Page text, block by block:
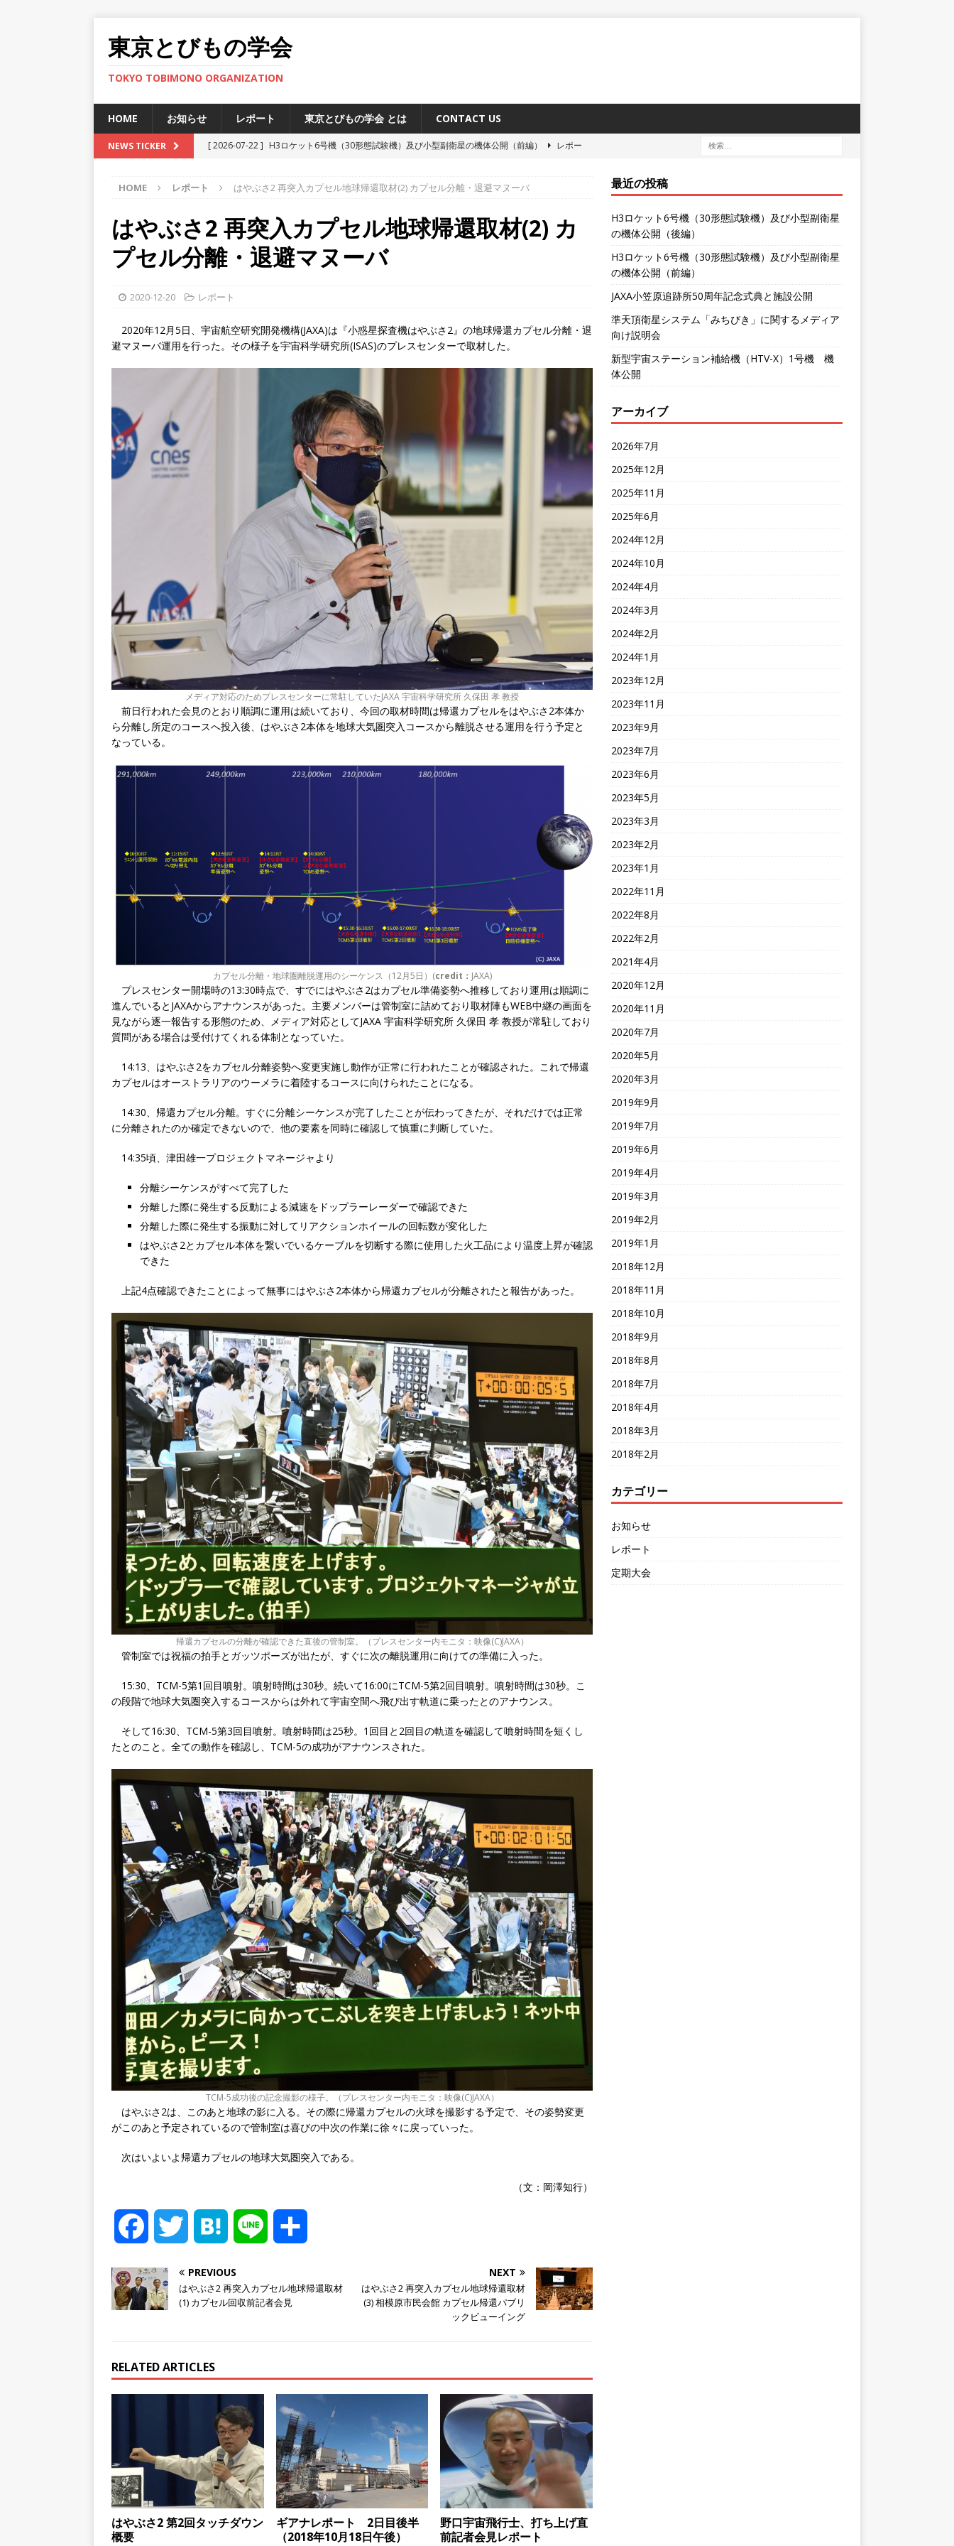
東京とびもの学会
TOKYO TOBIMONO ORGANIZATION
HOME お知らせ レポート 東京とびもの学会 とは CONTACT US
NEWS TICKER [ 2026-07-22 ] H3ロケット6号機（30形態試験機）及び小型副衛星の機体公開（前編）
レポー
[ 2025-12-12 ] JAXA小笠原追跡所50周年記念式典と施設公開
レポート
[ 2025-11-29 ]
準天頂衛星システム「みちびき」に関するメディア向け説明会
レポート
[ 2025-06-27 ] 新型宇宙ステーション補給機（HTV-X）1号機 機体公開
レポート
[ 2026-07-30 ] H3ロケット6号機（30形態試験機）及び小型副衛星の機体公開（後編）
HOME レポート はやぶさ2 再突入カプセル地球帰還取材(2) カプセル分離・退避マヌーバ
はやぶさ2 再突入カプセル地球帰還取材(2) カ
プセル分離・退避マヌーバ
2020-12-20 レポート
2020年12月5日、宇宙航空研究開発機構(JAXA)は『小惑星探査機はやぶさ2』の地球帰還カプセル分離・退
避マヌーバ運用を行った。その様子を宇宙科学研究所(ISAS)のプレスセンターで取材した。
メディア対応のためプレスセンターに常駐していたJAXA 宇宙科学研究所 久保田 孝 教授
前日行われた会見のとおり順調に運用は続いており、今回の取材時間は帰還カプセルをはやぶさ2本体か
ら分離し所定のコースへ投入後、はやぶさ2本体を地球大気圏突入コースから離脱させる運用を行う予定と
なっている。
カプセル分離・地球圏離脱運用のシーケンス（12月5日）(credit： JAXA)
プレスセンター開場時の13:30時点で、すでにはやぶさ2はカプセル準備姿勢へ推移しており運用は順調に
進んでいるとJAXAからアナウンスがあった。主要メンバーは管制室に詰めており取材陣もWEB中継の画面を
見ながら逐一報告する形態のため、メディア対応としてJAXA 宇宙科学研究所 久保田 孝 教授が常駐しており
質問がある場合は受付けてくれる体制となっていた。
14:13、はやぶさ2をカプセル分離姿勢へ変更実施し動作が正常に行われたことが確認された。これで帰還
カプセルはオーストラリアのウーメラに着陸するコースに向けられたことになる。
14:30、帰還カプセル分離。すぐに分離シーケンスが完了したことが伝わってきたが、それだけでは正常
に分離されたのか確定できないので、他の要素を同時に確認して慎重に判断していた。
14:35頃、津田雄一プロジェクトマネージャより
分離シーケンスがすべて完了した
分離した際に発生する反動による減速をドップラーレーダーで確認できた
分離した際に発生する振動に対してリアクションホイールの回転数が変化した
はやぶさ2とカプセル本体を繋いでいるケーブルを切断する際に使用した火工品により温度上昇が確認
できた
上記4点確認できたことによって無事にはやぶさ2本体から帰還カプセルが分離されたと報告があった。
帰還カプセルの分離が確認できた直後の管制室。（プレスセンター内モニタ：映像(C)JAXA）
管制室では祝福の拍手とガッツポーズが出たが、すぐに次の離脱運用に向けての準備に入った。
15:30、TCM-5第1回目噴射。噴射時間は30秒。続いて16:00にTCM-5第2回目噴射。噴射時間は30秒。こ
の段階で地球大気圏突入するコースからは外れて宇宙空間へ飛び出す軌道に乗ったとのアナウンス。
そして16:30、TCM-5第3回目噴射。噴射時間は25秒。1回目と2回目の軌道を確認して噴射時間を短くし
たとのこと。全ての動作を確認し、TCM-5の成功がアナウンスされた。
TCM-5成功後の記念撮影の様子。（プレスセンター内モニタ：映像(C)JAXA）
はやぶさ2は、このあと地球の影に入る。その際に帰還カプセルの火球を撮影する予定で、その姿勢変更
がこのあと予定されているので管制室は喜びの中次の作業に徐々に戻っていった。
次はいよいよ帰還カプセルの地球大気圏突入である。
（文：岡澤知行）
c
b
o
k
i
t
e
t
a
n
PREVIOUS
はやぶさ2 再突入カプセル地球帰還取材
(1) カプセル回収前記者会見
NEXT
はやぶさ2 再突入カプセル地球帰還取材
(3) 相模原市民会館 カプセル帰還パブリ
ックビューイング
RELATED ARTICLES
はやぶさ2 第2回タッチダウン
概要
ギアナレポート 2日目後半
（2018年10月18日午後）
野口宇宙飛行士、打ち上げ直
前記者会見レポート
最近の投稿
H3ロケット6号機（30形態試験機）及び小型副衛星
の機体公開（後編）
H3ロケット6号機（30形態試験機）及び小型副衛星
の機体公開（前編）
JAXA小笠原追跡所50周年記念式典と施設公開
準天頂衛星システム「みちびき」に関するメディア
向け説明会
新型宇宙ステーション補給機（HTV-X）1号機 機
体公開
アーカイブ
2026年7月
2025年12月
2025年11月
2025年6月
2024年12月
2024年10月
2024年4月
2024年3月
2024年2月
2024年1月
2023年12月
2023年11月
2023年9月
2023年7月
2023年6月
2023年5月
2023年3月
2023年2月
2023年1月
2022年11月
2022年8月
2022年2月
2021年4月
2020年12月
2020年11月
2020年7月
2020年5月
2020年3月
2019年9月
2019年7月
2019年6月
2019年4月
2019年3月
2019年2月
2019年1月
2018年12月
2018年11月
2018年10月
2018年9月
2018年8月
2018年7月
2018年4月
2018年3月
2018年2月
カテゴリー
お知らせ
レポート
定期大会